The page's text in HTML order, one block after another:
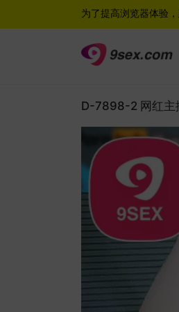
为了提高浏览器体验
D-7898-2 网红主